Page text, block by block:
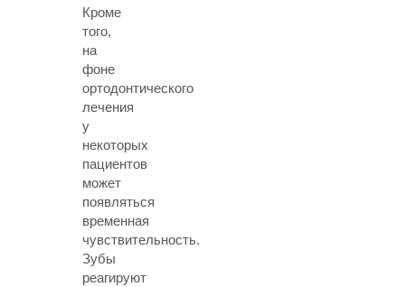
Кроме
того,
на
фоне
ортодонтического
лечения
у
некоторых
пациентов
может
появляться
временная
чувствительность.
Зубы
реагируют